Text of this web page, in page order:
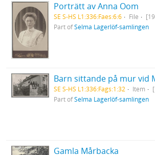
Porträtt av Anna Oom
SE S-HS L1:336:Faes:6:6 File
Part ofSelma Lagerlöf-samlingen
Barn sittande på mur vid
SE S-HS L1:336:Fags:1:32 Item
Part ofSelma Lagerlöf-samlingen
Gamla Mårbacka